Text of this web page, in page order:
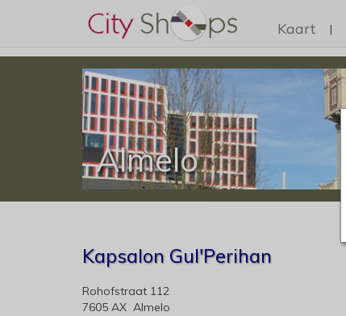
Kaart |
Almelo
Kapsalon Gul'Perihan
Rohofstraat 112
7605 AX Almelo